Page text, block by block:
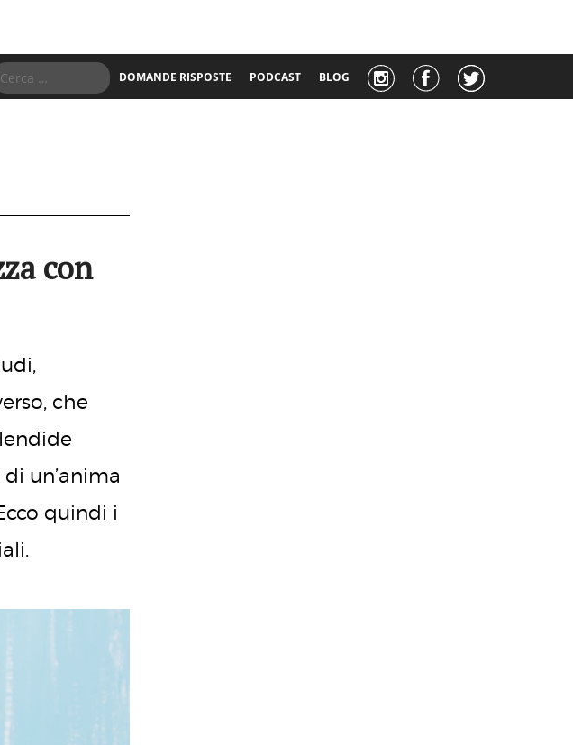
DOMANDE RISPOSTE PODCAST BLOG
con
che
un’anima
quindi i